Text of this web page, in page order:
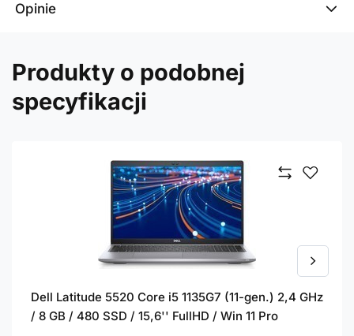
Opinie
Produkty o podobnej
specyfikacji
Dell Latitude 5520 Core i5 1135G7 (11-gen.) 2,4 GHz
/ 8 GB / 480 SSD / 15,6'' FullHD / Win 11 Pro